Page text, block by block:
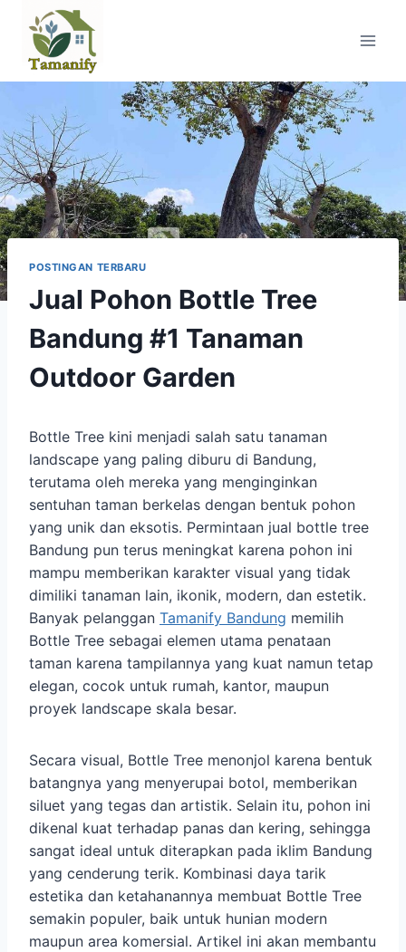
content
POSTINGAN TERBARU
Jual Pohon Bottle Tree
Bandung #1 Tanaman
Outdoor Garden
Bottle Tree kini menjadi salah satu tanaman
landscape yang paling diburu di Bandung,
terutama oleh mereka yang menginginkan
sentuhan taman berkelas dengan bentuk pohon
yang unik dan eksotis. Permintaan jual bottle tree
Bandung pun terus meningkat karena pohon ini
mampu memberikan karakter visual yang tidak
dimiliki tanaman lain, ikonik, modern, dan estetik.
Banyak pelanggan Tamanify Bandung memilih
Bottle Tree sebagai elemen utama penataan
taman karena tampilannya yang kuat namun tetap
elegan, cocok untuk rumah, kantor, maupun
proyek landscape skala besar.
Secara visual, Bottle Tree menonjol karena bentuk
batangnya yang menyerupai botol, memberikan
siluet yang tegas dan artistik. Selain itu, pohon ini
dikenal kuat terhadap panas dan kering, sehingga
sangat ideal untuk diterapkan pada iklim Bandung
yang cenderung terik. Kombinasi daya tarik
estetika dan ketahanannya membuat Bottle Tree
semakin populer, baik untuk hunian modern
maupun area komersial. Artikel ini akan membantu